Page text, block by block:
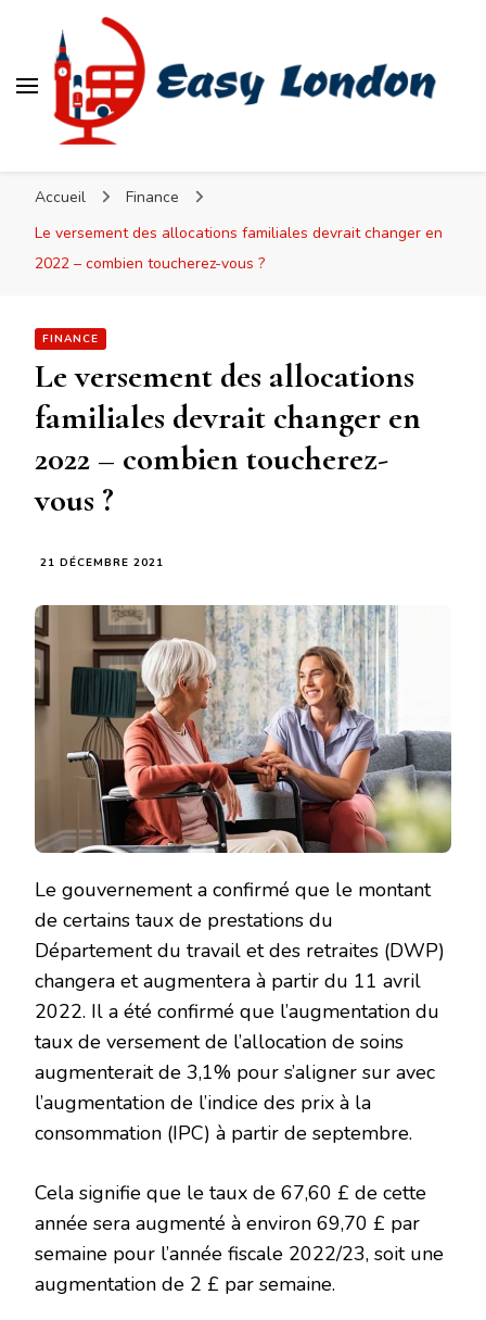
Accueil
Finance
Le versement des allocations familiales devrait changer en
2022 – combien toucherez-vous ?
FINANCE
Le versement des allocations
familiales devrait changer en
2022 – combien toucherez-
vous ?
21 DÉCEMBRE 2021
Le gouvernement a confirmé que le montant
de certains taux de prestations du
Département du travail et des retraites (DWP)
changera et augmentera à partir du 11 avril
2022. Il a été confirmé que l’augmentation du
taux de versement de l’allocation de soins
augmenterait de 3,1% pour s’aligner sur avec
l’augmentation de l’indice des prix à la
consommation (IPC) à partir de septembre.
Cela signifie que le taux de 67,60 £ de cette
année sera augmenté à environ 69,70 £ par
semaine pour l’année fiscale 2022/23, soit une
augmentation de 2 £ par semaine.